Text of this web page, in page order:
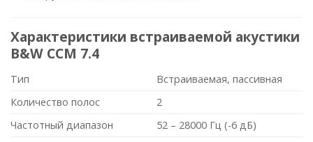
Характеристики встраиваемой акустики
B&W CCM 7.4
Тип
Встраиваемая, пассивная
Количество полос
2
Частотный диапазон
52 – 28000 Гц (-6 дБ)